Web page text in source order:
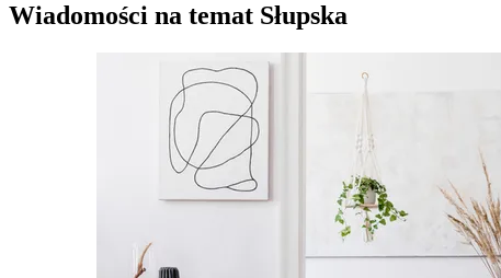
Wiadomości na temat Słupska